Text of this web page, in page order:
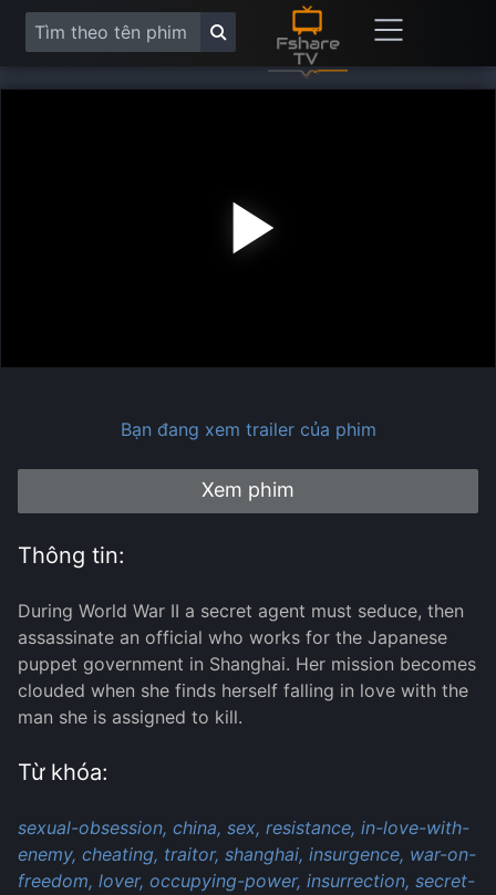
Bạn đang xem trailer của phim
Xem phim
Thông tin:
During World War II a secret agent must seduce, then
assassinate an official who works for the Japanese
puppet government in Shanghai. Her mission becomes
clouded when she finds herself falling in love with the
man she is assigned to kill.
Từ khóa:
sexual-obsession, china, sex, resistance, in-love-with-
enemy, cheating, traitor, shanghai, insurgence, war-on-
freedom, lover, occupying-power, insurrection, secret-